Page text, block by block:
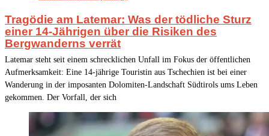
Tragödie am Latemar: Was der tödliche Sturz
einer 14-Jährigen über die Risiken des
Bergwanderns verrät
Latemar steht seit einem schrecklichen Unfall im Fokus der öffentlichen
Aufmerksamkeit: Eine 14-jährige Touristin aus Tschechien ist bei einer
Wanderung in der imposanten Dolomiten-Landschaft Südtirols ums Leben
gekommen. Der Vorfall, der sich